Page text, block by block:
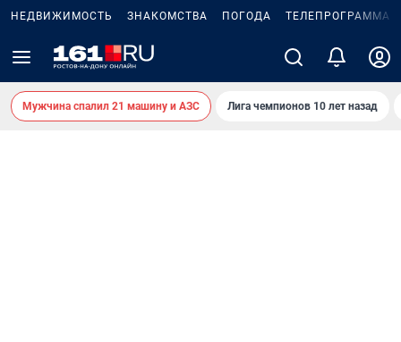
НЕДВИЖИМОСТЬ ЗНАКОМСТВА ПОГОДА ТЕЛЕПРОГРАММА
Мужчина спалил 21 машину и АЗС Лига чемпионов 10 лет назад